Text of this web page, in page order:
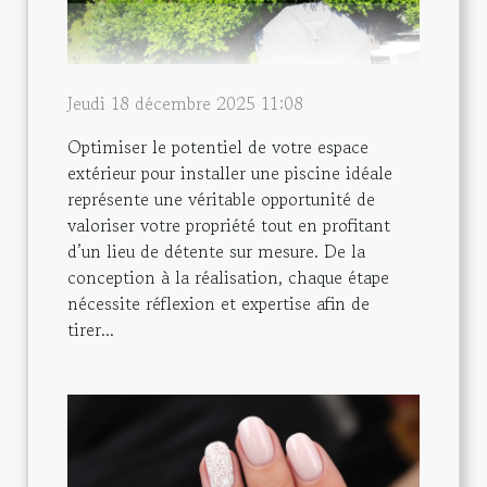
Jeudi 18 décembre 2025 11:08
Optimiser le potentiel de votre espace
extérieur pour installer une piscine idéale
représente une véritable opportunité de
valoriser votre propriété tout en profitant
d’un lieu de détente sur mesure. De la
conception à la réalisation, chaque étape
nécessite réflexion et expertise afin de
tirer...